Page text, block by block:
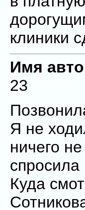
клиники
Имя
23
Я не
ничего
спросила
Куда